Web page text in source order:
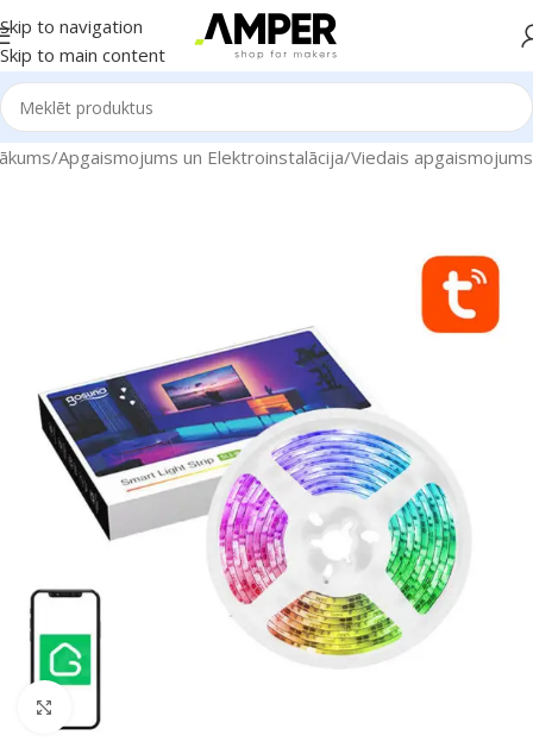
Skip to navigation
Skip to main content
/Apgaismojums un Elektroinstalācija/Viedais apgaismojums